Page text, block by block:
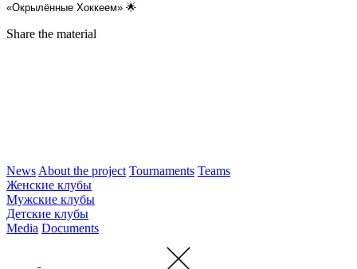
«Окрылённые Хоккеем» 🌟
Share the material
News About the project Tournaments Teams
Женские клубы
Мужские клубы
Детские клубы
Media Documents